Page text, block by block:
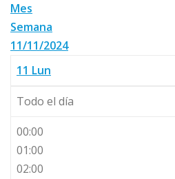
Mes
Semana
11/11/2024
11 Lun
Todo el día
00:00
01:00
02:00